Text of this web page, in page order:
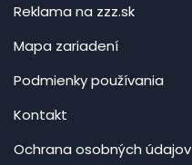
Reklama na zzz.sk
Mapa zariadení
Podmienky používania
Kontakt
Ochrana osobných údajov